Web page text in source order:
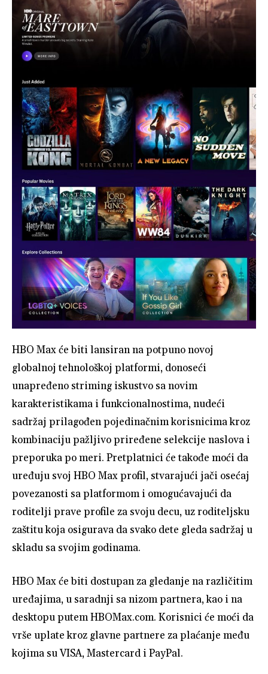
HBO Max će biti lansiran na potpuno novoj
globalnoj tehnološkoj platformi, donoseći
unapređeno striming iskustvo sa novim
karakteristikama i funkcionalnostima, nudeći
sadržaj prilagođen pojedinačnim korisnicima kroz
kombinaciju pažljivo priređene selekcije naslova i
preporuka po meri. Pretplatnici će takođe moći da
uređuju svoj HBO Max profil, stvarajući jači osećaj
povezanosti sa platformom i omogućavajući da
roditelji prave profile za svoju decu, uz roditeljsku
zaštitu koja osigurava da svako dete gleda sadržaj u
skladu sa svojim godinama.
HBO Max će biti dostupan za gledanje na različitim
uređajima, u saradnji sa nizom partnera, kao i na
desktopu putem HBOMax.com. Korisnici će moći da
vrše uplate kroz glavne partnere za plaćanje među
kojima su VISA, Mastercard i PayPal.